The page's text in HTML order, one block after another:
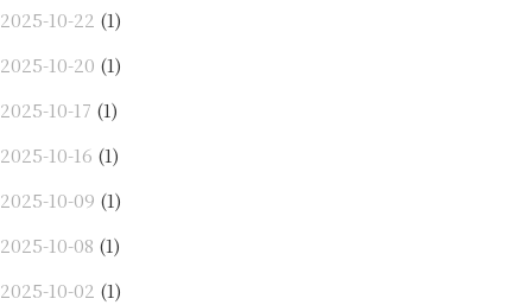
2025-10-22 (1)
2025-10-20 (1)
2025-10-17 (1)
2025-10-16 (1)
2025-10-09 (1)
2025-10-08 (1)
2025-10-02 (1)